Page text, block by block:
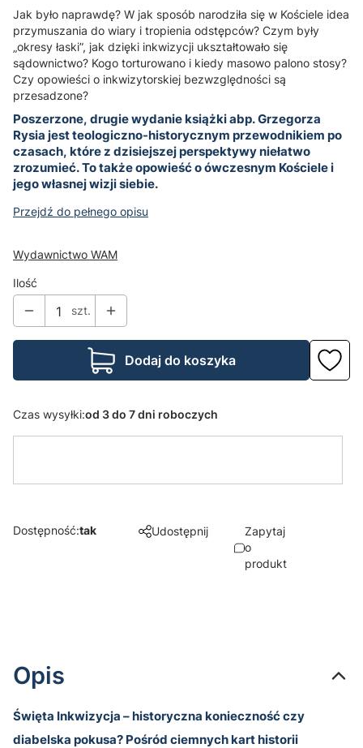
Jak było naprawdę? W jak sposób narodziła się w Kościele idea
przymuszania do wiary i tropienia odstępców? Czym były
„okresy łaski”, jak dzięki inkwizycji ukształtowało się
sądownictwo? Kogo torturowano i kiedy masowo palono stosy?
Czy opowieści o inkwizytorskiej bezwzględności są
przesadzone?
Poszerzone, drugie wydanie książki abp. Grzegorza
Rysia jest teologiczno-historycznym przewodnikiem po
czasach, które z dzisiejszej perspektywy niełatwo
zrozumieć. To także opowieść o ówczesnym Kościele i
jego własnej wizji siebie.
Przejdź do pełnego opisu
Wydawnictwo WAM
Ilość
szt.
Dodaj do koszyka
Czas wysyłki:od 3 do 7 dni roboczych
Dostępność:tak Udostępnij
Zapytaj
o
produkt
Opis
Święta Inkwizycja – historyczna konieczność czy
diabelska pokusa? Pośród ciemnych kart historii